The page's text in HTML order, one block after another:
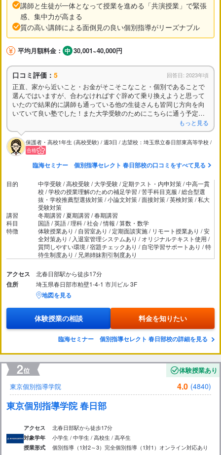
講師と生徒が一体となって授業を進める「共演授業」で緊張
感、集中力が高まる
質の高い講師による面倒見の良い個別指導がリーズナブル
平均月額料金： 30,001~40,000円
口コミ評価： 5 回答日: 2023年頃
正直、家から近いこと・お金がそこそこなこと・個別であることで
選んではいますが、合わなければすぐ辞めて乗り換えようと思って
いたので結果的に講師も通っている他の生徒さんも皆同じ方向を向
いていて良い塾でした！また大学受験のためにこちらに通う予定で
もっと見る
保護者・高校1年生 (高校受験) / 週3日 / 志望校：埼玉県立春日部東高等学校 /
合格
臨海セミナー 個別指導セレクト 春日部校の口コミをすべて見る
目的
中学受験 / 高校受験 / 大学受験 / 定期テスト・内申対策 / 中高一貫
校 / 学校の授業理解のための補足学習 / 苦手科目克服 / 総合型選
抜・学校推薦型選抜対策 / 小論文対策 / 面接対策 / 英検対策 / 私大
受験対策
講習
冬期講習 / 夏期講習 / 春期講習
科目
国語 / 英語 / 理科 / 社会 / 情報 / 算数・数学
特徴
体験授業あり / 自習室あり / 定期面談実施 / リモート授業あり / 安
全対策あり / 入退室管理システムあり / オリジナルテキスト使用 /
質問しやすい環境 / 宿題チェックあり / 自宅学習サポートあり / 特
待生制度あり / 兄弟姉妹割引制度あり
アクセス 北春日部駅から徒歩17分
住所 埼玉県春日部市粕壁1-4-1 市川ビル 3F
地図を見る
体験授業の相談 料金を知りたい
臨海セミナー 個別指導セレクト 春日部校の詳細を見る
体験授業あり
東京個別指導学院
4.0 (4840)
東京個別指導学院 春日部
アクセス 北春日部駅から徒歩17分
対象学年 小学生 / 中学生 / 高校生 / 高卒生
授業形式 個別指導（1対2～3） 完全個別指導（1対1） オンライン対応あり